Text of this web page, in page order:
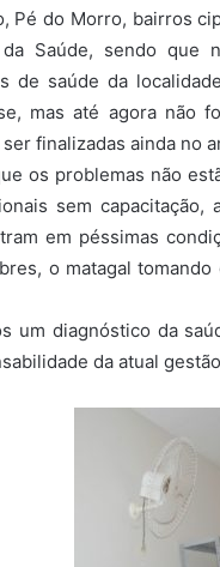
Pé do Morro, bairros
Saúde, sendo que
de saúde da
mas até agora não
finalizadas ainda no
os problemas não
sem capacitação,
em péssimas
o matagal
um diagnóstico da
da atual